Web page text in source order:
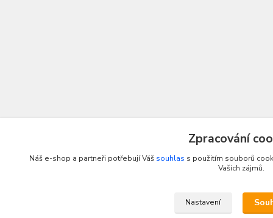
Zpracování
Náš e-shop a partneři potřebují Váš souhlas s použitím souborů
Vašich zájmů.
Nastavení